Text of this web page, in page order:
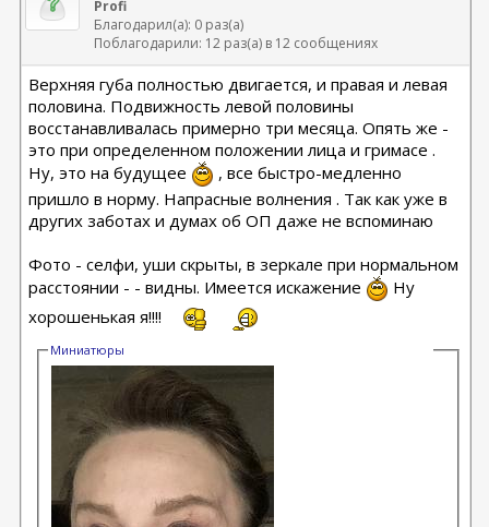
Profi
Благодарил(а): 0 раз(а)
Поблагодарили: 12 раз(а) в 12 сообщениях
Верхняя губа полностью двигается, и правая и левая
половина. Подвижность левой половины
восстанавливалась примерно три месяца. Опять же -
это при определенном положении лица и гримасе .
Ну, это на будущее
, все быстро-медленно
пришло в норму. Напрасные волнения . Так как уже в
других заботах и думах об ОП даже не вспоминаю
Фото - селфи, уши скрыты, в зеркале при нормальном
расстоянии - - видны. Имеется искажение
Ну
хорошенькая я!!!!
Миниатюры